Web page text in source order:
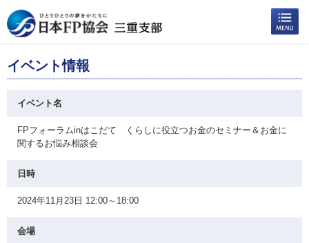
イベント情報
イベント名
FPフォーラムinはこだて くらしに役立つお金のセミナー＆お金に
関するお悩み相談会
日時
2024年11月23日 12:00～18:00
会場